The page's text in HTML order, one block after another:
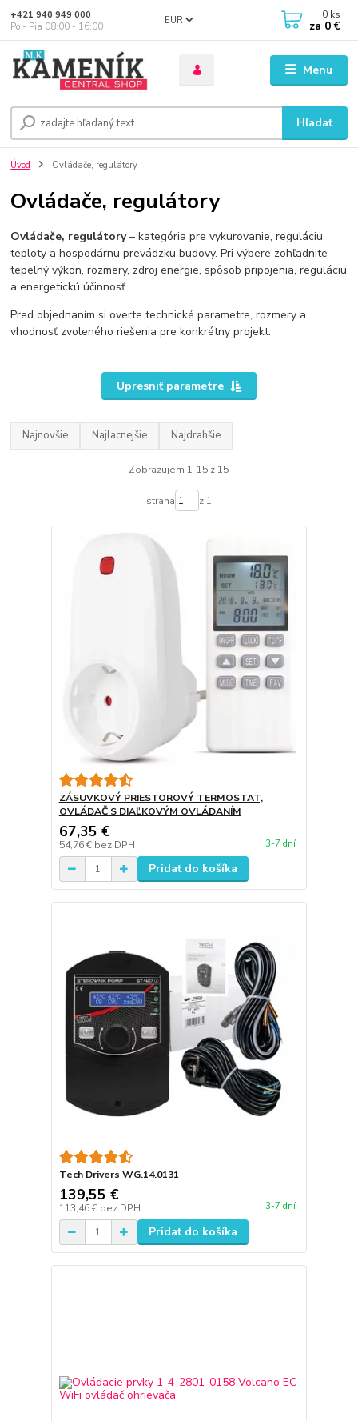
Menu
EUR
Hľadať
+421 940 949 000
Po - Pia 08:00 - 16:00
0 ks
za 0 €
Úvod Ovládače, regulátory
Ovládače, regulátory
Ovládače, regulátory– kategória pre vykurovanie, reguláciu
teploty a hospodárnu prevádzku budovy. Pri výbere zohľadnite
tepelný výkon, rozmery, zdroj energie, spôsob pripojenia, reguláciu
a energetickú účinnosť.
Pred objednaním si overte technické parametre, rozmery a
vhodnosť zvoleného riešenia pre konkrétny projekt.
Upresniť parametre
Najnovšie Najlacnejšie Najdrahšie
Zobrazujem 1-15 z 15
strana z 1
ZÁSUVKOVÝ PRIESTOROVÝ TERMOSTAT,
OVLÁDAČ S DIAĽKOVÝM OVLÁDANÍM
67,35 €
54,76 € bez DPH 3-7 dní
Pridať do košíka
Tech Drivers WG.14.0131
139,55 €
113,46 € bez DPH 3-7 dní
Pridať do košíka